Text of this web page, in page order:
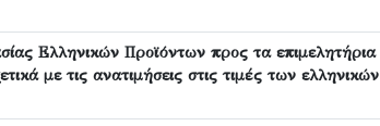
Ελληνικών Προϊόντων προς τα επιμελητήρια
με τις ανατιμήσεις στις τιμές των ελληνικών